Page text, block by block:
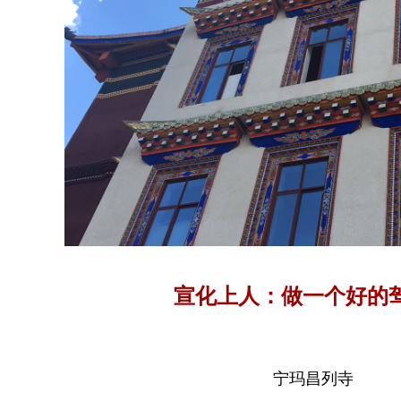
宣化上人：做一个好的
宁玛昌列寺